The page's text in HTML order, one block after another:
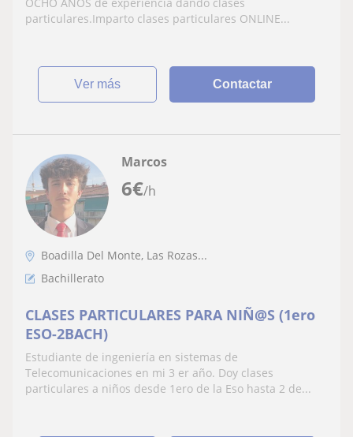
particulares.Imparto clases particulares ONLINE...
ver más Contactar
6€/h
Marcos
Boadilla Del Monte, Las Rozas...
Bachillerato
CLASES PARTICULARES PARA NIÑ@S (1ero
ESO-2BACH)
Estudiante de ingeniería en sistemas de
Telecomunicaciones en mi 3 er año. Doy clases
particulares a niños desde 1ero de la Eso hasta 2 de...